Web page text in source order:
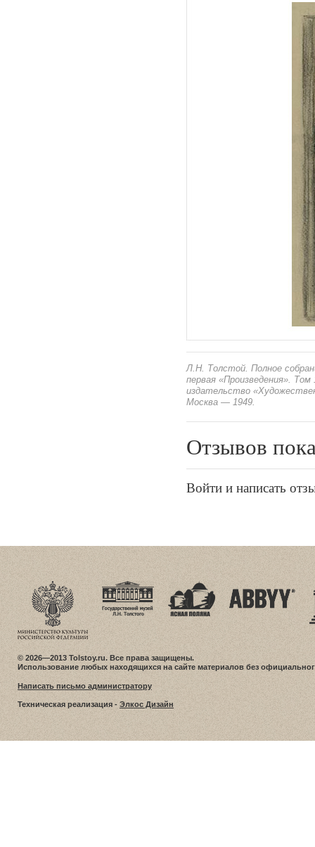
Л.Н. Толстой. Полное
первая «Произведения». Том
издательство
Москва — 1949.
Отзывов
Войти и написать
© 2026—2013 Tolstoy.ru. Все права защищены.
Использование любых находящихся на сайте материалов без
Написать письмо администратору
Техническая реализация - Элкос Дизайн